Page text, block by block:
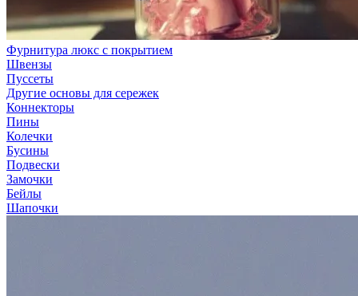
Фурнитура люкс с покрытием
Швензы
Пуссеты
Другие основы для сережек
Коннекторы
Пины
Колечки
Бусины
Подвески
Замочки
Бейлы
Шапочки